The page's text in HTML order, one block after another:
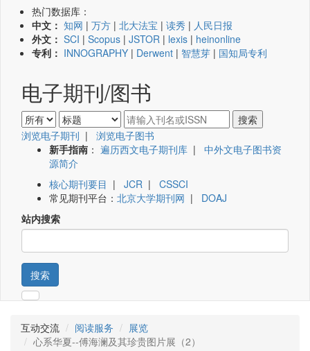
热门数据库：
中文： 知网 | 万方 | 北大法宝 | 读秀 | 人民日报
外文： SCI | Scopus | JSTOR | lexis | heinonline
专利： INNOGRAPHY | Derwent | 智慧芽 | 国知局专利
电子期刊/图书
浏览电子期刊 | 浏览电子图书
新手指南 ： 遍历西文电子期刊库 | 中外文电子图书资
源简介
核心期刊要目 | JCR | CSSCI
常见期刊平台： 北京大学期刊网 | DOAJ
站内搜索
搜索
互动交流 阅读服务
展览
心系华夏--傅海澜及其珍贵图片展（2）